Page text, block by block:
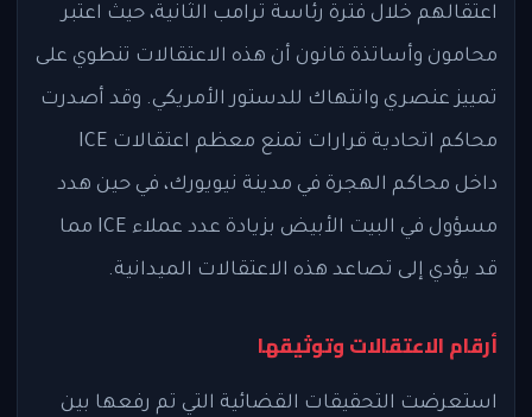
اعتقالهم خلال فترة رئاسة ترامب الثانية، حيث اعتبر
محامون وأساتذة قانون أن هذه الاعتقالات تنطوي على
تمييز عنصري وانتهاك للدستور الأمريكي. وقد أصدرت
محاكم اتحادية قرارات تمنع معظم اعتقالات ICE
داخل محاكم الهجرة في مدينة نيويورك، في حين هدد
مسؤول في البيت الأبيض بزيادة عدد عملاء ICE مما
قد يؤدي إلى تصاعد هذه الاعتقالات الميدانية.
أرقام الاعتقالات وتوثيقها
استعرضت التحقيقات القضائية التي تم رفعها بين